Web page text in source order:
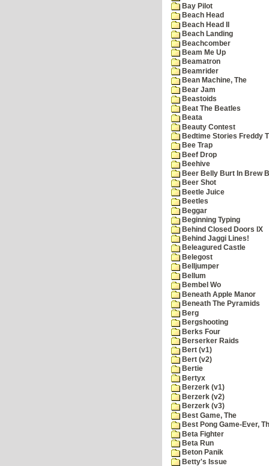
Bay Pilot
Beach Head
Beach Head II
Beach Landing
Beachcomber
Beam Me Up
Beamatron
Beamrider
Bean Machine, The
Bear Jam
Beastoids
Beat The Beatles
Beata
Beauty Contest
Bedtime Stories Freddy
Bee Trap
Beef Drop
Beehive
Beer Belly Burt In Brew
Beer Shot
Beetle Juice
Beetles
Beggar
Beginning Typing
Behind Closed Doors IX
Behind Jaggi Lines!
Beleagured Castle
Belegost
Belljumper
Bellum
Bembel Wo
Beneath Apple Manor
Beneath The Pyramids
Berg
Bergshooting
Berks Four
Berserker Raids
Bert (v1)
Bert (v2)
Bertie
Bertyx
Berzerk (v1)
Berzerk (v2)
Berzerk (v3)
Best Game, The
Best Pong Game-Ever,
Beta Fighter
Beta Run
Beton Panik
Betty's Issue